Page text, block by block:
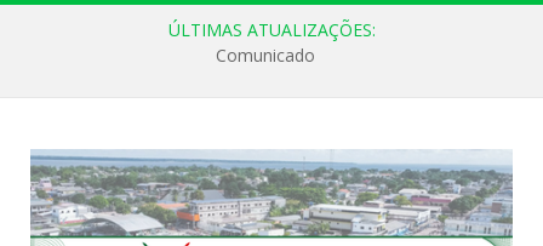
ÚLTIMAS ATUALIZAÇÕES:
Comunicado